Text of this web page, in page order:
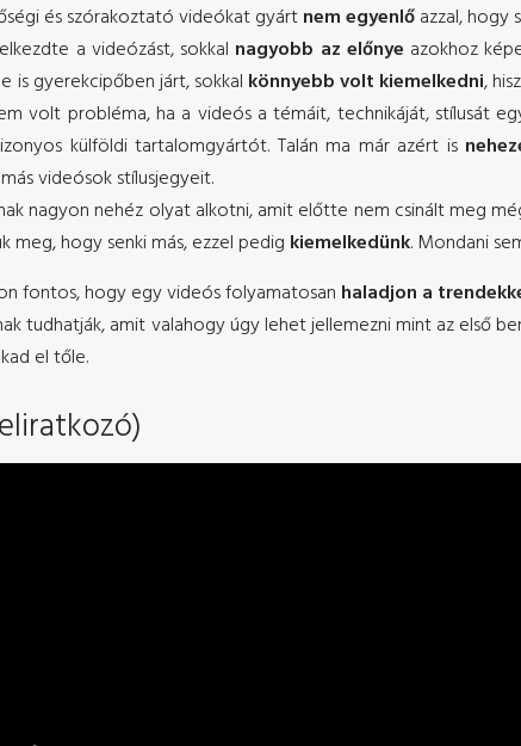
és szórakoztató videókat gyártnem egyenlőazzal, hogy
a videózást, sokkal nagyobb az előnye azokhoz
is gyerekcipőben járt, sokkal könnyebb volt kiemelkedni,
volt probléma, ha a videós a témáit, technikáját, stílusát
külföldi tartalomgyártót. Talán ma már azért is
videósok stílusjegyeit.
nagyon nehéz olyat alkotni, amit előtte nem csinált meg
meg, hogy senki más, ezzel pedig kiemelkedünk. Mondani
fontos, hogy egy videós folyamatosan haladjon a
tudhatják, amit valahogy úgy lehet jellemezni mint az első
el tőle.